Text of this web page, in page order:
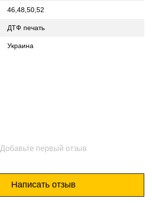
46,48,50,52
ДТФ печать
Украина
Добавьте первый отзыв
Написать отзыв